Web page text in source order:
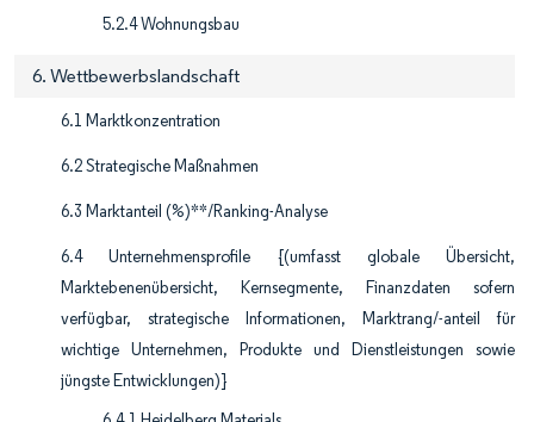
5.2.4 Wohnungsbau
6. Wettbewerbslandschaft
6.1 Marktkonzentration
6.2 Strategische Maßnahmen
6.3 Marktanteil (%)**/Ranking-Analyse
6.4 Unternehmensprofile {(umfasst globale Übersicht,
Marktebenenübersicht, Kernsegmente, Finanzdaten sofern
verfügbar, strategische Informationen, Marktrang/-anteil für
wichtige Unternehmen, Produkte und Dienstleistungen sowie
jüngste Entwicklungen)}